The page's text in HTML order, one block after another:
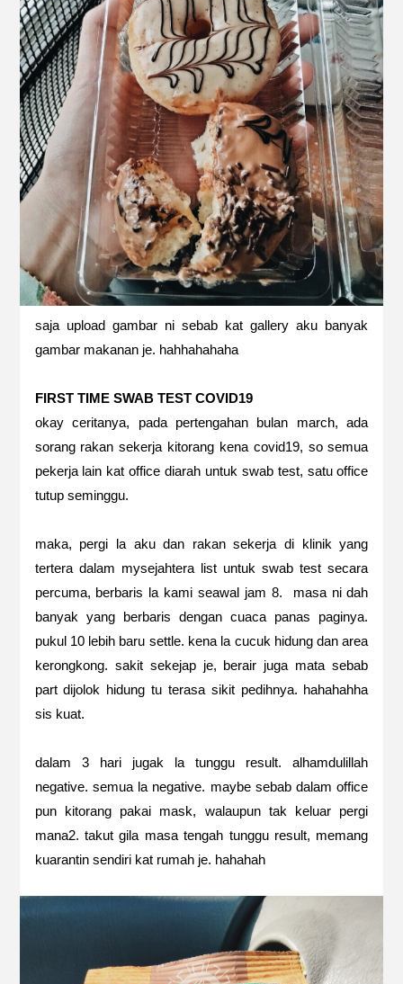
saja upload gambar ni sebab kat gallery aku banyak
gambar makanan je. hahhahahaha
FIRST TIME SWAB TEST COVID19
okay ceritanya, pada pertengahan bulan march, ada
sorang rakan sekerja kitorang kena covid19, so semua
pekerja lain kat office diarah untuk swab test, satu office
tutup seminggu.
maka, pergi la aku dan rakan sekerja di klinik yang
tertera dalam mysejahtera list untuk swab test secara
percuma, berbaris la kami seawal jam 8. masa ni dah
banyak yang berbaris dengan cuaca panas paginya.
pukul 10 lebih baru settle. kena la cucuk hidung dan area
kerongkong. sakit sekejap je, berair juga mata sebab
part dijolok hidung tu terasa sikit pedihnya. hahahahha
sis kuat.
dalam 3 hari jugak la tunggu result. alhamdulillah
negative. semua la negative. maybe sebab dalam office
pun kitorang pakai mask, walaupun tak keluar pergi
mana2. takut gila masa tengah tunggu result, memang
kuarantin sendiri kat rumah je. hahahah